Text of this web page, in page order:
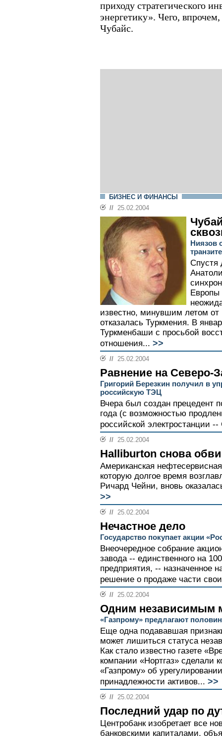
приходу стратегического
энергетику». Чего,
Чубайс.
БИЗНЕС И ФИНАНСЫ
// 25.02.2004
Ниязов
транзите
Спустя
Европы
известно, минувшим летом от
отказалась Туркмения. В
Туркменбаши с просьбой
отношения... >>
// 25.02.2004
Равнение на Северо-
Григорий Березкин получил в
российскую ТЭЦ
Вчера был создан прецедент
года (с возможностью
российской электростанции
// 25.02.2004
Halliburton снова
Американская
которую долгое время
Ричард Чейни, вновь
>>
// 25.02.2004
Нечастное дело
Государство покупает акции
Внеочередное собрание
завода -- единственного на
предприятия, -- назначенное
решение о продаже части
// 25.02.2004
Одним независимым
«Газпрому» предлагают
Еще одна подававшая
может лишиться статуса
Как стало известно газете
компании «Нортгаз» сделали
«Газпрому» об
принадлежности активов... >>
// 25.02.2004
Последний удар по
Центробанк изобретает все
банковскими капиталами,